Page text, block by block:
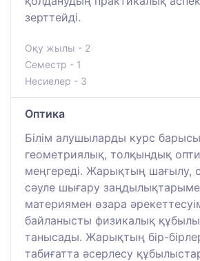
зерттейді.
Оқу жылы - 2
Семестр - 1
Несиелер - 3
Оптика
Білім алушыларды курс
геометриялық, толқындық
меңгереді. Жарықтың шағылу,
сәуле шығару
материямен өзара
байланысты физикалық
танысады. Жарықтың бір-
табиғатта әсерлесу